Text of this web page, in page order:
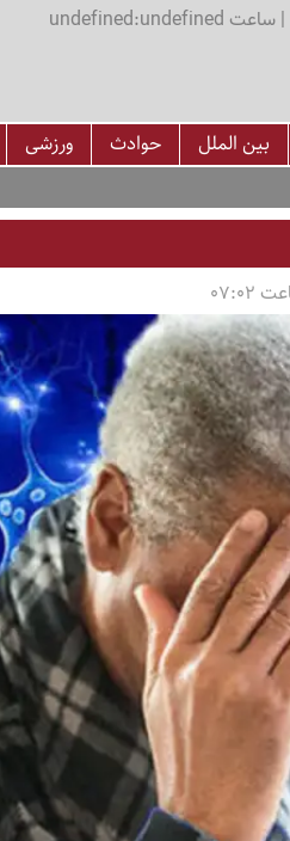
بین الملل حوادث ورزشی